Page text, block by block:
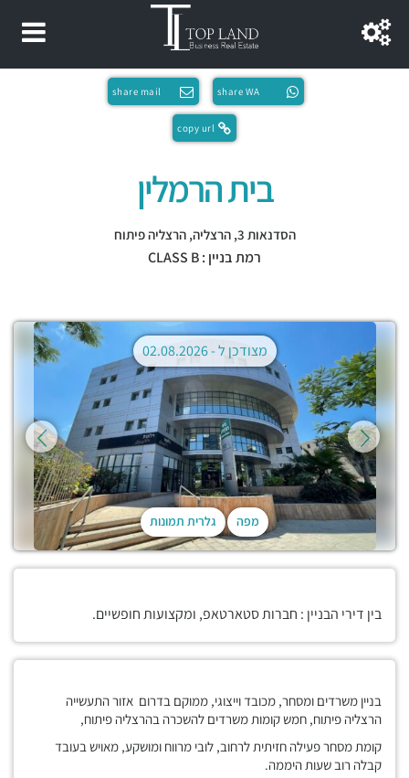
share WA
share mail
copy url
בית הרמלין
הסדנאות 3, הרצליה,הרצליה פיתוח
רמת בניין : CLASS B
מפה גלרית תמונות
מצודכן ל -02.08.2026
בין דירי הבניין : חברות סטארטאפ, ומקצועות חופשיים.
בניין משרדים ומסחר, מכובד וייצוגי, ממוקם בדרום אזור התעשייה
הרצליה פיתוח, חמש קומות משרדים להשכרה בהרצליה פיתוח,
קומת מסחר פעילה חזיתית לרחוב, לובי מרווח ומושקע, מאויש בעובד
קבלה רוב שעות היממה.